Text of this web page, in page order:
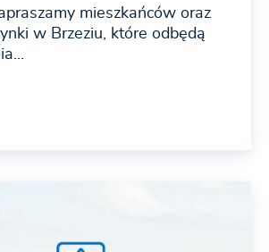
mieszkańców oraz
w Brzeziu, które odbędą